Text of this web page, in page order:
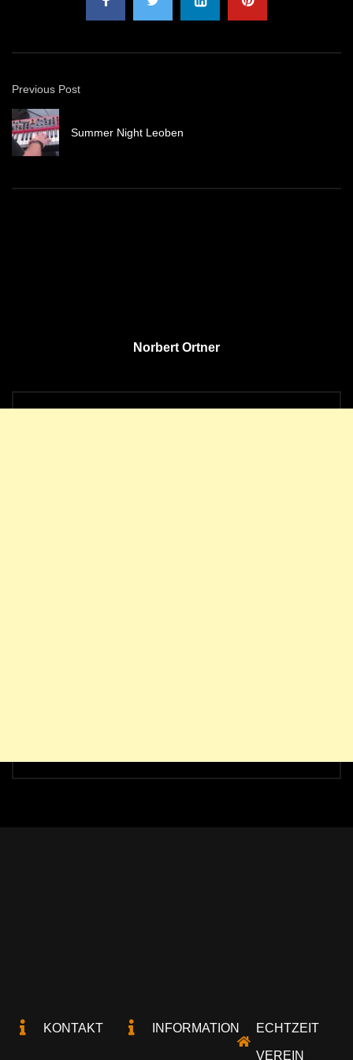
Previous Post
Summer Night Leoben
Norbert Ortner
KONTAKT INFORMATION ECHTZEIT
VEREIN